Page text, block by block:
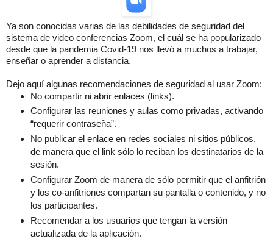
Ya son conocidas varias de las debilidades de seguridad del
sistema de video conferencias Zoom, el cuál se ha popularizado
desde que la pandemia Covid-19 nos llevó a muchos a trabajar,
enseñar o aprender a distancia.
Dejo aquí algunas recomendaciones de seguridad al usar Zoom:
No compartir ni abrir enlaces (links).
Configurar las reuniones y aulas como privadas, activando
“requerir contraseña”.
No publicar el enlace en redes sociales ni sitios públicos,
de manera que el link sólo lo reciban los destinatarios de la
sesión.
Configurar Zoom de manera de sólo permitir que el anfitrión
y los co-anfitriones compartan su pantalla o contenido, y no
los participantes.
Recomendar a los usuarios que tengan la versión
actualizada de la aplicación.